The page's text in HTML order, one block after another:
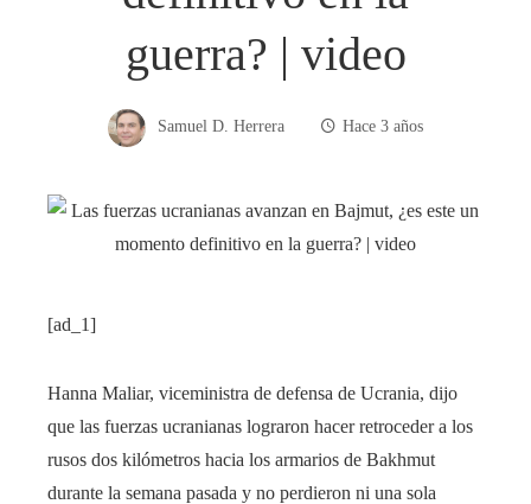
guerra? | video
Samuel D. Herrera Hace 3 años
[ad_1]
Hanna Maliar, viceministra de defensa de Ucrania, dijo
que las fuerzas ucranianas lograron hacer retroceder a los
rusos dos kilómetros hacia los armarios de Bakhmut
durante la semana pasada y no perdieron ni una sola